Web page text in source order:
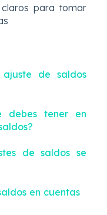
para tomar
de saldos
debes tener en
de saldos se
en cuentas